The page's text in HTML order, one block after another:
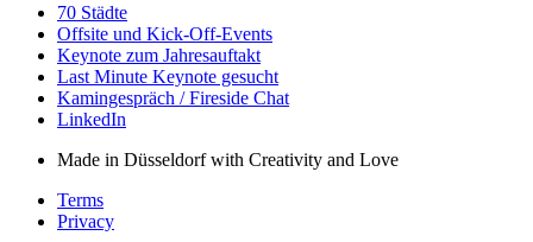
70 Städte
Offsite und Kick-Off-Events
Keynote zum Jahresauftakt
Last Minute Keynote gesucht
Kamingespräch / Fireside Chat
LinkedIn
Made in Düsseldorf with Creativity and Love
Terms
Privacy